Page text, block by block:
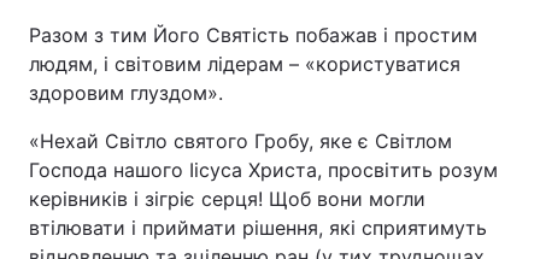
Разом з тим Його Святість побажав і простим
людям, і світовим лідерам – «користуватися
здоровим глуздом».
«Нехай Світло святого Гробу, яке є Світлом
Господа нашого Іісуса Христа, просвітить розум
керівників і зігріє серця! Щоб вони могли
втілювати і приймати рішення, які сприятимуть